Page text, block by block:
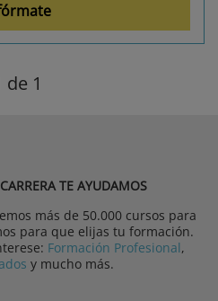
de 1
TE AYUDAMOS
más de 50.000 cursos para
para que elijas tu formación.
Formación Profesional,
y mucho más.